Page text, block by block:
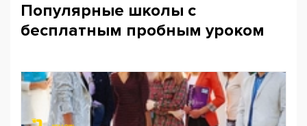
Популярные школы с
бесплатным пробным уроком